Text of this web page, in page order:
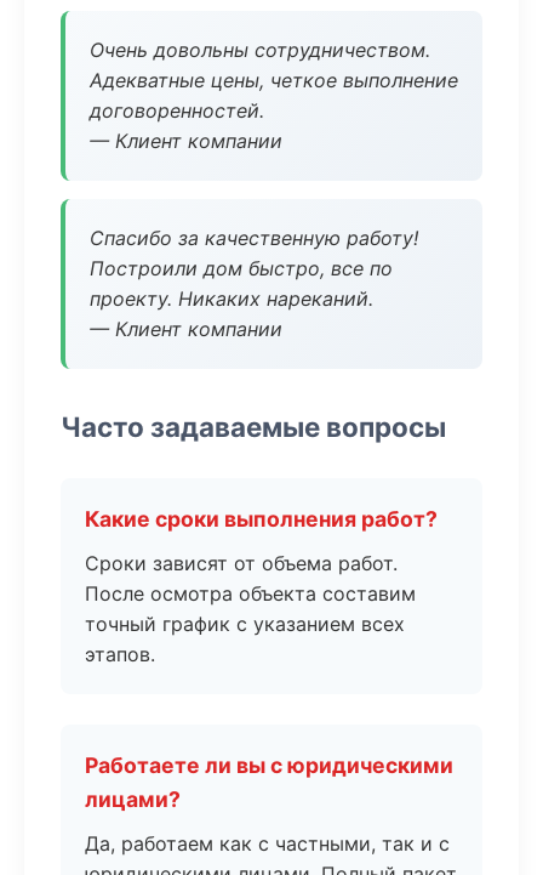
Очень довольны сотрудничеством.
Адекватные цены, четкое выполнение
договоренностей.
— Клиент компании
Спасибо за качественную работу!
Построили дом быстро, все по
проекту. Никаких нареканий.
— Клиент компании
Часто задаваемые вопросы
Какие сроки выполнения работ?
Сроки зависят от объема работ.
После осмотра объекта составим
точный график с указанием всех
этапов.
Работаете ли вы с юридическими
лицами?
Да, работаем как с частными, так и с